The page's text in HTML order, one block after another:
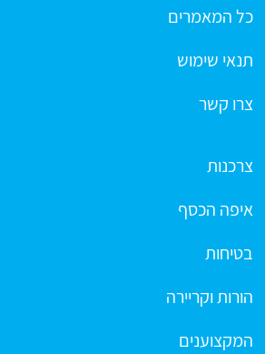
כל המאמרים
תנאי שימוש
צרו קשר
צרכנות
איפה הכסף
בטיחות
הורות וקריירה
המקצוענים